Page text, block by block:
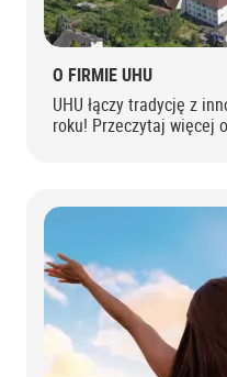
O FIRMIE UHU
UHU łączy tradycję z
roku! Przeczytaj więcej